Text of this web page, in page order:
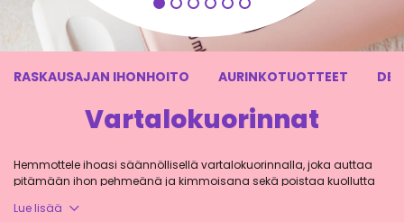
RASKAUSAJAN IHONHOITO AURINKOTUOTTEET
Vartalokuorinnat
Hemmottele ihoasi säännöllisellä vartalokuorinnalla, joka auttaa
pitämään ihon pehmeänä ja kimmoisana sekä poistaa kuollutta
ja hellävaraiset tuotteet vartalonkuorintaan.
Lue lisää